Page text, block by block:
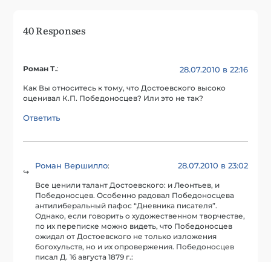
40 Responses
Роман Т.: 28.07.2010 в 22:16
Как Вы относитесь к тому, что Достоевского высоко
оценивал К.П. Победоносцев? Или это не так?
Ответить
Роман Вершилло: 28.07.2010 в 23:02
Все ценили талант Достоевского: и Леонтьев, и
Победоносцев. Особенно радовал Победоносцева
антилиберальный пафос “Дневника писателя”.
Однако, если говорить о художественном творчестве,
по их переписке можно видеть, что Победоносцев
ожидал от Достоевского не только изложения
богохульств, но и их опровержения. Победоносцев
писал Д. 16 августа 1879 г.: